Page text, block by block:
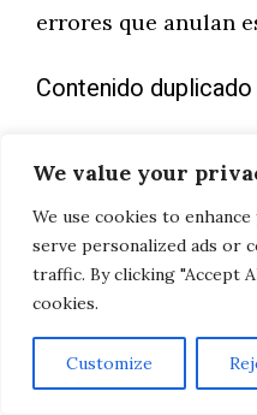
We value your
We use cookies to
serve personalized ads or
traffic. By clicking "Accept
cookies.
Customize
errores que anulan
Contenido
descripciones de
del fabricante es
dañinos para el
detecta el contenido
mejor de los casos,
copiada; en el peor,